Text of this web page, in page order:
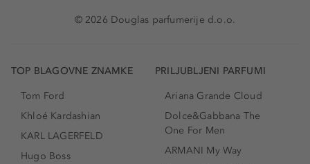
© 2026 Douglas parfumerije d.o.o.
TOP BLAGOVNE ZNAMKE
Tom Ford
Khloé Kardashian
KARL LAGERFELD
Hugo Boss
PRILJUBLJENI PARFUMI
Ariana Grande Cloud
Dolce&Gabbana The
One For Men
ARMANI My Way